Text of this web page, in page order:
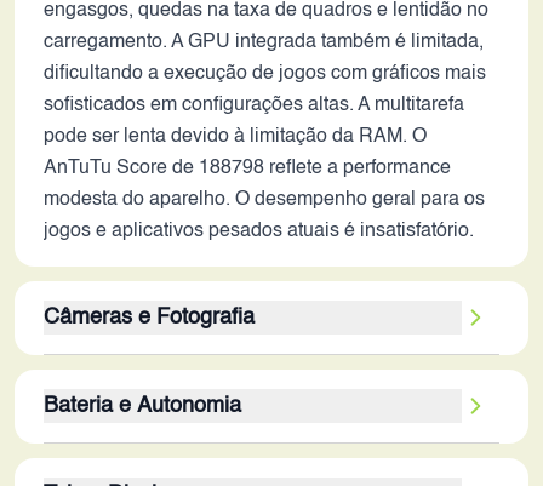
engasgos, quedas na taxa de quadros e lentidão no
carregamento. A GPU integrada também é limitada,
dificultando a execução de jogos com gráficos mais
sofisticados em configurações altas. A multitarefa
pode ser lenta devido à limitação da RAM. O
AnTuTu Score de 188798 reflete a performance
modesta do aparelho. O desempenho geral para os
jogos e aplicativos pesados atuais é insatisfatório.
Câmeras e Fotografia
embora fossem adequadas em 2016, não
conseguem competir com os smartphones de 2026.
Bateria e Autonomia